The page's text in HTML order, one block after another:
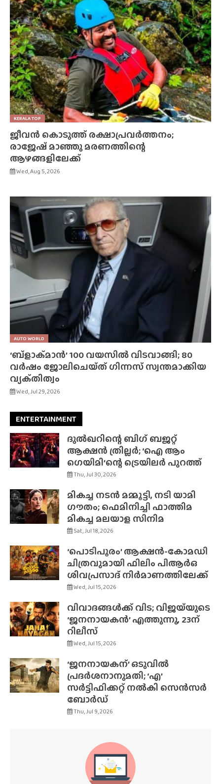
KERALA TOP
ജീവൻ കൊടുത്ത് രക്ഷാപ്രവർത്തനം;
രാജേഷ് മാഞ്ഞു മരണത്തിന്റെ
ആഴങ്ങളിലേക്ക്
Wed, Aug 5, 2026
AUTO WORLD
‘ബ്‌ളാക്‌മാൻ’ 100 വയസിൽ വിടവാങ്ങി; 80
വർഷം ജോലിചെയ്‌ത്‌ ഗിന്നസ് സ്വന്തമാക്കിയ
വ്യക്‌തിത്വം
Wed, Jul 29, 2026
ENTERTAINMENT
ദുൽഖറിന്റെ ബിഗ് ബജറ്റ്
ആക്ഷൻ ത്രില്ലർ; ‘ഐ ആം
ഗെയിമി’ന്റെ ട്രെയിലർ പുറത്ത്
Thu, Jul 30, 2026
മികച്ച നടൻ മമ്മൂട്ടി, നടി യാമി
ഗൗതം; ഫെമിനിച്ചി ഫാത്തിമ
മികച്ച മലയാള സിനിമ
Sat, Jul 18, 2026
‘പൊടിപൂരം’ ആക്ഷൻ-കോമഡി
ചിത്രവുമായി ഫിലിം പിആർഒ
ശിവപ്രസാദ് നിർമാണത്തിലേക്ക്
Wed, Jul 15, 2026
വിവാദങ്ങൾക്ക് വിട; വിജയ്‌യുടെ
‘ജനനായകൻ’ എത്തുന്നു, 23ന്
റിലീസ്
Wed, Jul 15, 2026
‘ജനനായകന്’ ഒടുവിൽ
പ്രദർശനാനുമതി; ‘എ’
സർട്ടിഫിക്കറ്റ് നൽകി സെൻസർ
ബോർഡ്
Thu, Jul 9, 2026